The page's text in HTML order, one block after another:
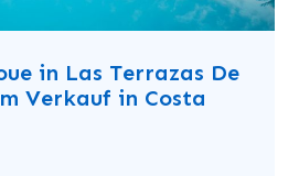
in Las Terrazas De
Verkauf in Costa